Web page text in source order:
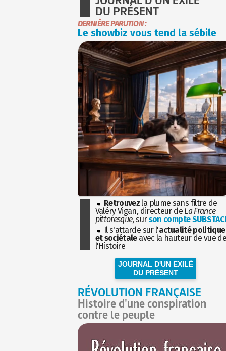
DU PRÉSENT
DERNIÈRE PARUTION :
Le showbiz vous tend la sébile
Retrouvez la plume sans filtre de
Valéry Vigan, directeur de La France
pittoresque, surson compte
Il s'attarde sur l'actualité politique
et sociétaleavec la hauteur de vue
l'Histoire
JOURNAL D'UN EXILÉ
DU PRÉSENT
RÉVOLUTION FRANÇAISE
Histoire d'une conspiration
contre le peuple